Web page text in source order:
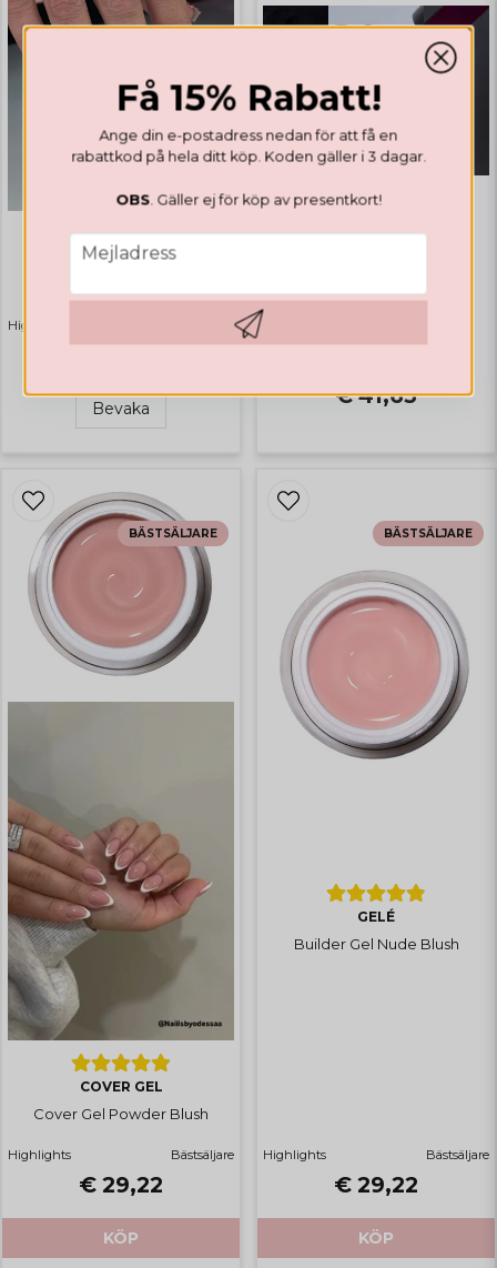
GELÉ
Highlights
Bevaka € 41,65
COVER GEL
Cover Gel Powder Blush
Highlights Bästsäljare
€ 29,22
KÖP
BÄSTSÄLJARE
GELÉ
Builder Gel Nude Blush
Highlights Bästsäljare
€ 29,22
KÖP
BÄSTSÄLJARE
Få 15% Rabatt!
Ange din e-postadress nedan för att få en
rabattkod på hela ditt köp. Koden gäller i 3 dagar.
OBS. Gäller ej för köp av presentkort!
email
Mejladress